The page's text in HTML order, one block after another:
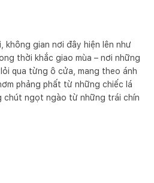
không gian nơi đây hiện lên như
thời khắc giao mùa – nơi những
qua từng ô cửa, mang theo ánh
phảng phất từ những chiếc lá
chút ngọt ngào từ những trái chín